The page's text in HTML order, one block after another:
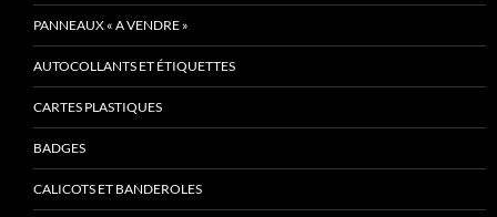
PANNEAUX « A VENDRE »
AUTOCOLLANTS ET ÉTIQUETTES
CARTES PLASTIQUES
BADGES
CALICOTS ET BANDEROLES